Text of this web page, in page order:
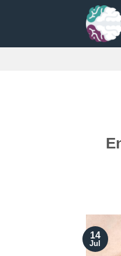
14
Jul